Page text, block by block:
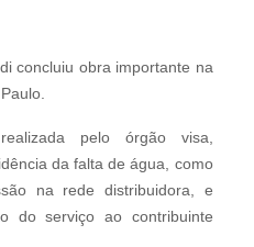
concluiu obra importante na
pelo órgão visa,
da falta de água, como
na rede distribuidora, e
do serviço ao contribuinte